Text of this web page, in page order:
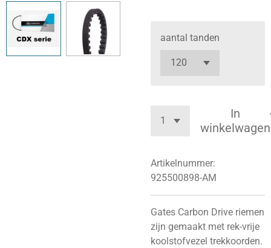
aantal tanden
In
winkelwagen
Artikelnummer:
925500898-AM
Gates Carbon Drive riemen
zijn gemaakt met rek-vrije
koolstofvezel trekkoorden.